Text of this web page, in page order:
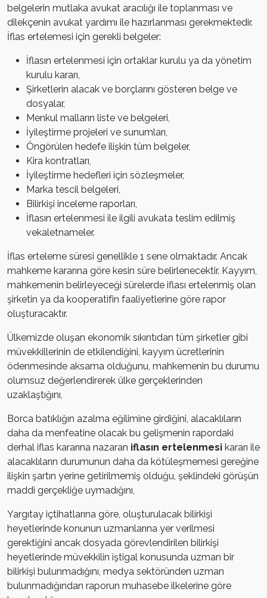
belgelerin mutlaka avukat aracılığı ile toplanması ve
dilekçenin avukat yardımı ile hazırlanması gerekmektedir.
İflas ertelemesi için gerekli belgeler:
İflasın ertelenmesi için ortaklar kurulu ya da yönetim
kurulu kararı,
Şirketlerin alacak ve borçlarını gösteren belge ve
dosyalar,
Menkul malların liste ve belgeleri,
İyileştirme projeleri ve sunumları,
Öngörülen hedefe ilişkin tüm belgeler,
Kira kontratları,
İyileştirme hedefleri için sözleşmeler,
Marka tescil belgeleri,
Bilirkişi inceleme raporları,
İflasın ertelenmesi ile ilgili avukata teslim edilmiş
vekaletnameler.
İflas erteleme süresi genellikle 1 sene olmaktadır. Ancak
mahkeme kararına göre kesin süre belirlenecektir. Kayyım,
mahkemenin belirleyeceği sürelerde iflası ertelenmiş olan
şirketin ya da kooperatifin faaliyetlerine göre rapor
oluşturacaktır.
Ülkemizde oluşan ekonomik sıkıntıdan tüm şirketler gibi
müvekkillerinin de etkilendiğini, kayyım ücretlerinin
ödenmesinde aksama olduğunu, mahkemenin bu durumu
olumsuz değerlendirerek ülke gerçeklerinden
uzaklaştığını,
Borca batıklığın azalma eğilimine girdiğini, alacaklıların
daha da menfeatine olacak bu gelişmenin rapordaki
derhal iflas kararına nazaran iflasın ertelenmesi kararı ile
alacaklıların durumunun daha da kötüleşmemesi gereğine
ilişkin şartın yerine getirilmemiş olduğu, şeklindeki görüşün
maddi gerçekliğe uymadığını,
Yargıtay içtihatlarına göre, oluşturulacak bilirkişi
heyetlerinde konunun uzmanlarına yer verilmesi
gerektiğini ancak dosyada görevlendirilen bilirkişi
heyetlerinde müvekkilin iştigal konusunda uzman bir
bilirkişi bulunmadığını, medya sektöründen uzman
bulunmadığından raporun muhasebe ilkelerine göre